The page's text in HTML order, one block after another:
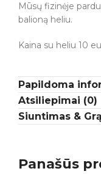
Mūsų fizinėje
balioną heliu.
Kaina su heliu 10
Papildoma
Atsiliepimai (0)
Siuntimas &
Panašūs